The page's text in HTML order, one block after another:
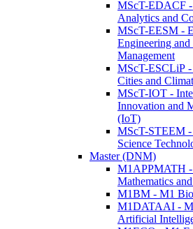
MScT-EDACF -
Analytics and
MScT-EESM -
Engineering
Management
MScT-ESCLiP
Cities and
MScT-IOT -
Innovation and
(IoT)
MScT-STEEM
Science
Master (DNM)
M1APPMATH
Mathematics
M1BM - M1
M1DATAAI -
Artificial